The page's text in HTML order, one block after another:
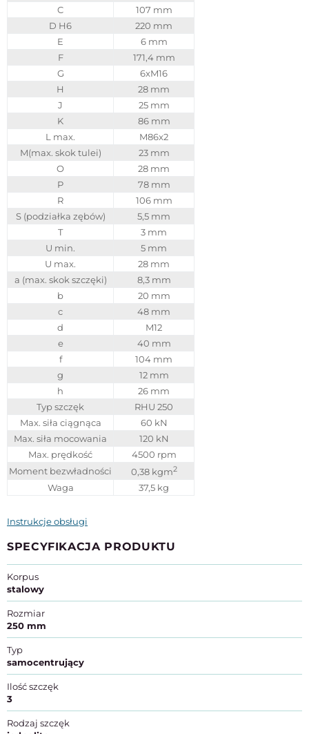
C
107 mm
D H6
220 mm
E
6 mm
F
171,4 mm
G
6xM16
H
28 mm
J
25 mm
K
86 mm
L max.
M86x2
M(max. skok tulei)
23 mm
O
28 mm
P
78 mm
R
106 mm
S (podziałka zębów)
5,5 mm
T
3 mm
U min.
5 mm
U max.
28 mm
a (max. skok szczęki)
8,3 mm
b
20 mm
c
48 mm
d
M12
e
40 mm
f
104 mm
g
12 mm
h
26 mm
Typ szczęk
RHU 250
Max. siła ciągnąca
60 kN
Max. siła mocowania
120 kN
Max. prędkość
4500 rpm
Moment bezwładności
0,38 kgm2
Waga 37,5 kg
Instrukcje obsługi
SPECYFIKACJA PRODUKTU
Korpus
stalowy
Rozmiar
250 mm
Typ
samocentrujący
Ilość szczęk
3
Rodzaj szczęk